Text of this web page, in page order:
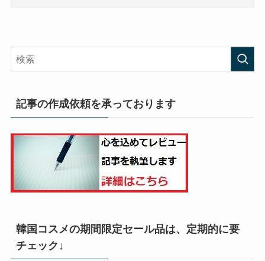
記事の作成依頼を承っております
韓国コスメの期間限定セール品は、定期的に要
チェック↓